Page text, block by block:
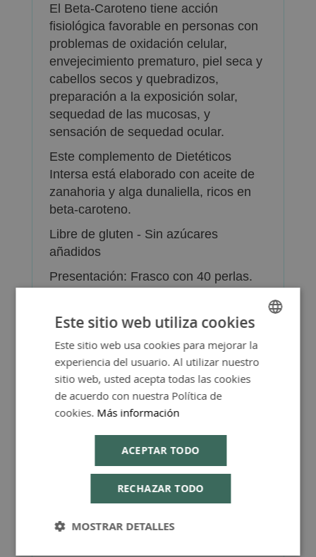
El Beta-Caroteno tiene acción
fisiológica favorable en personas con
problemas de oxidación celular,
envejecimiento prematuro, piel seca y
cabellos secos y quebradizos,
preparación a la exposición solar,
sequedad de las mucosas, y
sensación de sequedad ocular.
Este complemento de Dietéticos
Intersa está elaborado con aceite de
zanahoria y alga dunaliella, ricos en
beta-caroteno.
Libre de gluten - Sin azúcares
añadidos
Presentación: Frasco con 40 perlas.
Más Información
FAQ - Preguntas y Respuestas
SPANISH
ENGLISH
Este sitio web utiliza cookies
Este sitio web usa cookies para mejorar la
experiencia del usuario. Al utilizar nuestro
sitio web, usted acepta todas las cookies
de acuerdo con nuestra Política de
cookies. Más información
ACEPTAR TODO
RECHAZAR TODO
MOSTRAR DETALLES